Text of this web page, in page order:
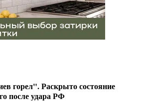
горел". Раскрыто состояние
после удара РФ